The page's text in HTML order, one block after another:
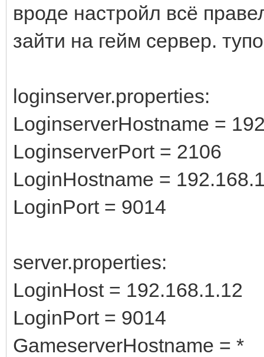
вроде настройл всё
зайти на гейм сервер.
loginserver.properties:
LoginserverHostname =
LoginserverPort = 2106
LoginHostname =
LoginPort = 9014
server.properties:
LoginHost = 192.168.1.12
LoginPort = 9014
GameserverHostname = *